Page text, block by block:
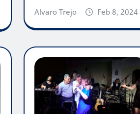
Alvaro Trejo Feb 8, 2024